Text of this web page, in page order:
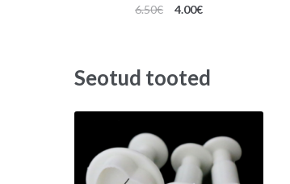
6.50€
Algne
4.00€Praegune
Seotud tooted